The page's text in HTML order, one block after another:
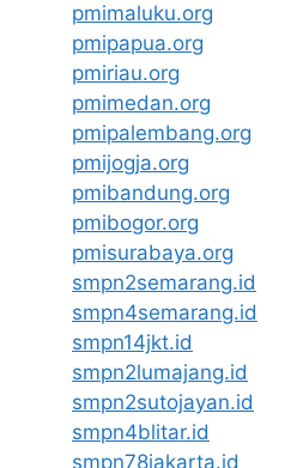
pmimaluku.org
pmipapua.org
pmiriau.org
pmimedan.org
pmipalembang.org
pmijogja.org
pmibandung.org
pmibogor.org
pmisurabaya.org
smpn2semarang.id
smpn4semarang.id
smpn14jkt.id
smpn2lumajang.id
smpn2sutojayan.id
smpn4blitar.id
smpn78jakarta.id